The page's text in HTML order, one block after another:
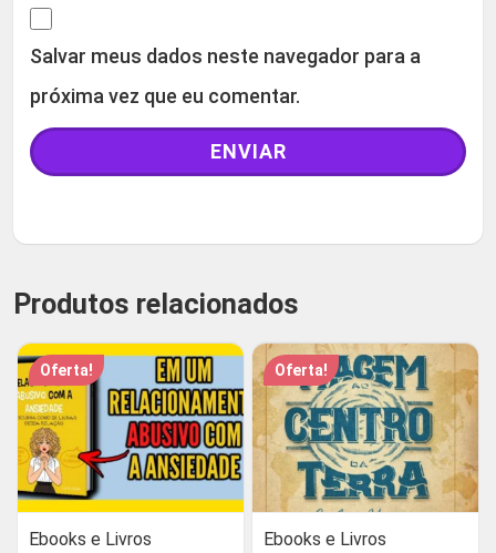
Salvar meus dados neste navegador para a
próxima vez que eu comentar.
Produtos relacionados
Oferta!
Ebooks e Livros
Oferta!
Ebooks e Livros